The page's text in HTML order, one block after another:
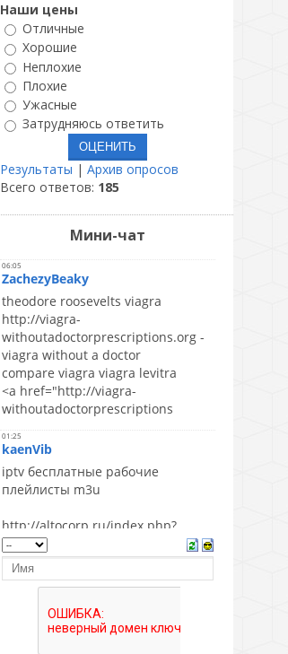
Наши цены
Отличные
Хорошие
Неплохие
Плохие
Ужасные
Затрудняюсь ответить
Результаты | Архив опросов
Всего ответов: 185
Мини-чат